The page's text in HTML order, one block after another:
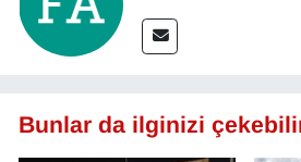
Bunlar da ilginizi